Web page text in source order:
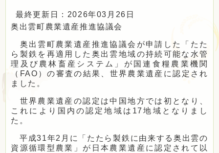
健康・福祉
定住・観光・ふるさと納税
最終更新日：2026年03月26日
奥出雲町農業遺産推進協議会
奥出雲町農業遺産推進協議会が申請した「たた
ら製鉄を再適用した奥出雲地域の持続可能な水管
理及び農林畜産システム」が国連食糧農業機関
（FAO）の審査の結果、世界農業遺産に認定され
ました。
世界農業遺産の認定は中国地方では初となり、
これにより国内の認定地域は17地域となりまし
た。
平成31年2月に「たたら製鉄に由来する奥出雲の
資源循環型農業」が日本農業遺産に認定されて以